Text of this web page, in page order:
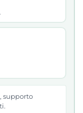
supporto